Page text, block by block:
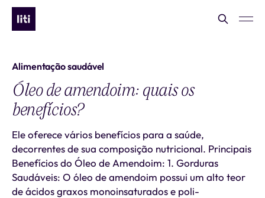
Alimentação saudável
Óleo de amendoim: quais os
benefícios?
Ele oferece vários benefícios para a saúde,
decorrentes de sua composição nutricional. Principais
Benefícios do Óleo de Amendoim: 1. Gorduras
Saudáveis: O óleo de amendoim possui um alto teor
de ácidos graxos monoinsaturados e poli-